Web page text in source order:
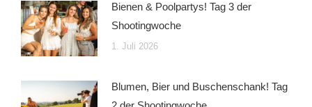
Bienen & Poolpartys! Tag 3 der
Shootingwoche
1. Juli 2026
Blumen, Bier und Buschenschank! Tag